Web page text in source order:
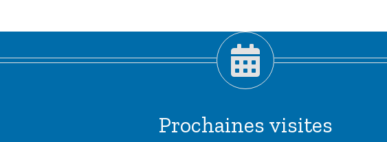
Prochaines visites